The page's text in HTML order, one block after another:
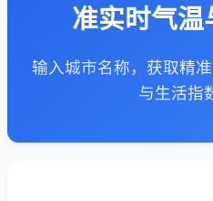
准实时气
输入城市名称，获取精
与生活指